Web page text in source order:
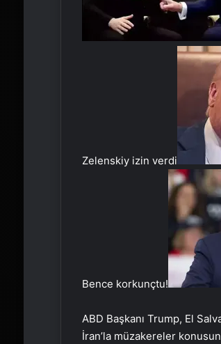
Zelenskiy izin verdi
Bence korkunçtu!
ABD Başkanı Trump, El
İran’la müzakereler